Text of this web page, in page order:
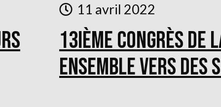
11 avril 2022
13ième congrès de
Ensemble vers